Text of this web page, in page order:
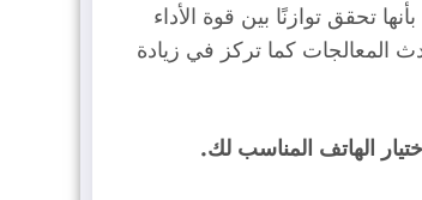
تُعد (ريلمي) Realme من العلامات التجارية التي تشهد نُموًا في سوق الهواتف الذكية في الوقت الحالي، وتتميز هواتف Realme بأنها تحقق توازنًا بين قوة الأداء
المعالجات كما تركز في زيادة
الهاتف المناسب لك.